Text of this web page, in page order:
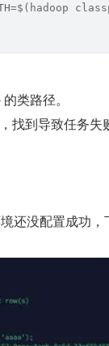
类路径。
找到导致任务
还没配置成功